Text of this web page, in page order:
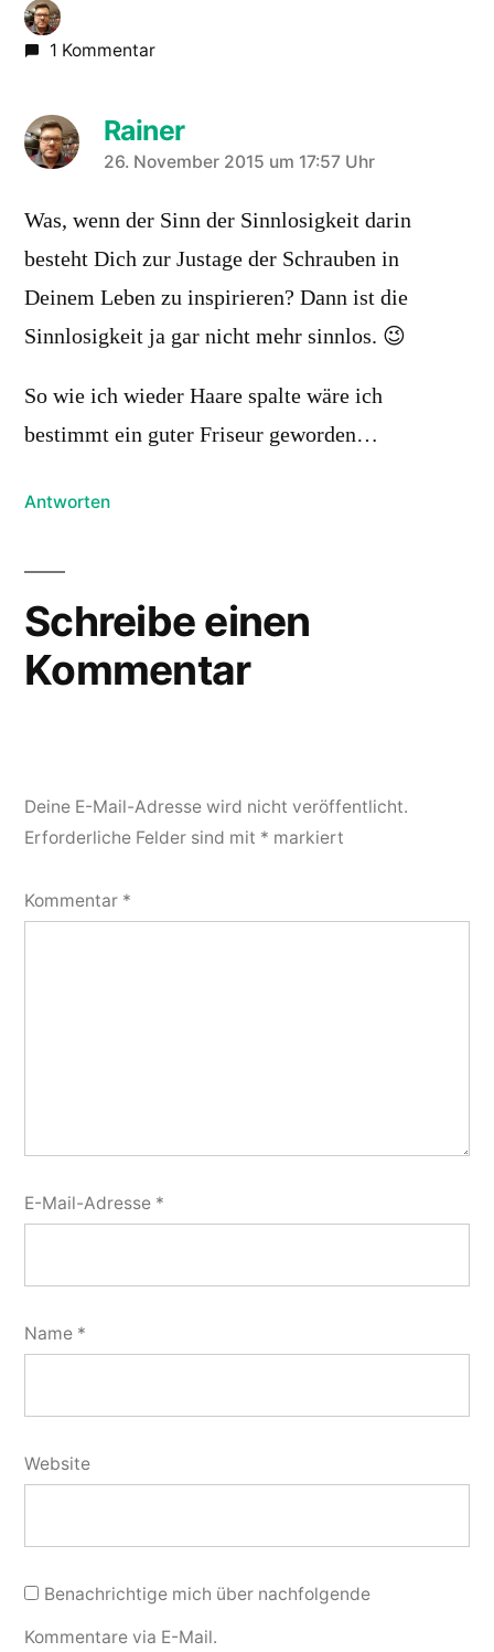
1 Kommentar
Rainer
schreibt:
26. November 2015 um 17:57 Uhr
Was, wenn der Sinn der Sinnlosigkeit darin
besteht Dich zur Justage der Schrauben in
Deinem Leben zu inspirieren? Dann ist die
Sinnlosigkeit ja gar nicht mehr sinnlos. 😉
So wie ich wieder Haare spalte wäre ich
bestimmt ein guter Friseur geworden…
Antworten
Schreibe einen
Kommentar
Deine E-Mail-Adresse wird nicht veröffentlicht.
Erforderliche Felder sind mit * markiert
Kommentar *
E-Mail-Adresse *
Name *
Website
Benachrichtige mich über nachfolgende
Kommentare via E-Mail.